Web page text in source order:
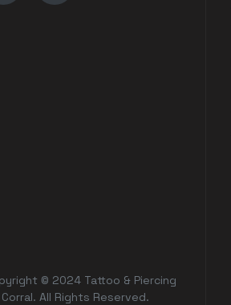
© 2024 Tattoo & Piercing
Corral. All Rights Reserved.